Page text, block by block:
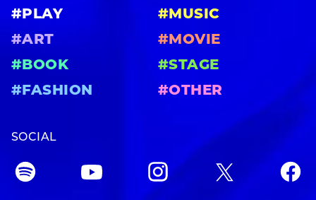
#PLAY
#MUSIC
#ART
#MOVIE
#BOOK
#STAGE
#FASHION
#OTHER
SOCIAL